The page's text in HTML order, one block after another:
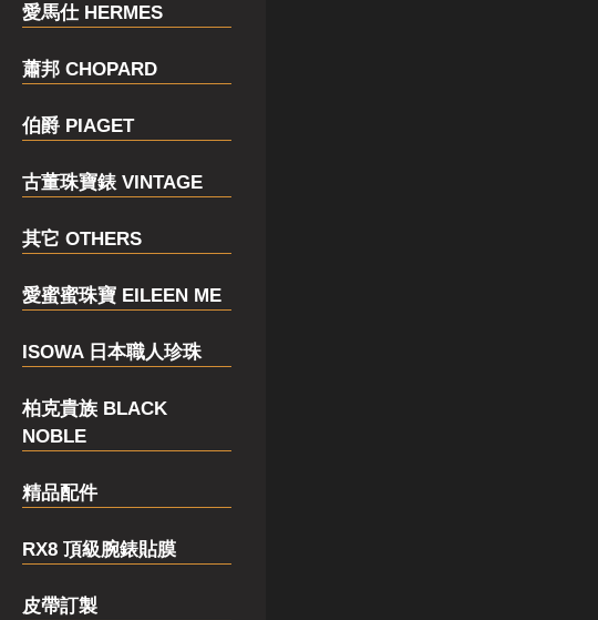
愛馬仕 HERMES
蕭邦 CHOPARD
伯爵 PIAGET
古董珠寶錶 VINTAGE
其它 OTHERS
愛蜜蜜珠寶 EILEEN ME
ISOWA 日本職人珍珠
柏克貴族 BLACK
NOBLE
精品配件
RX8 頂級腕錶貼膜
皮帶訂製